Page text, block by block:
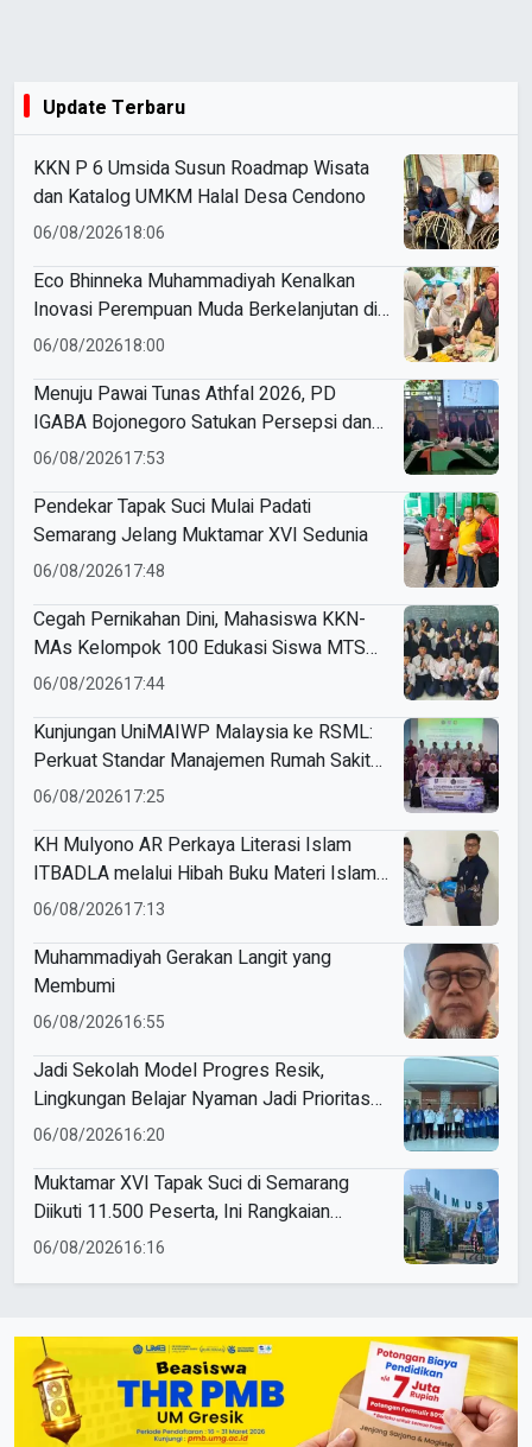
Update Terbaru
KKN P 6 Umsida Susun Roadmap Wisata
dan Katalog UMKM Halal Desa Cendono
06/08/202618:06
Eco Bhinneka Muhammadiyah Kenalkan
Inovasi Perempuan Muda Berkelanjutan di
Muktamar Nasyiatul Aisyiyah
06/08/202618:00
Menuju Pawai Tunas Athfal 2026, PD
IGABA Bojonegoro Satukan Persepsi dan
Utamakan Keselamatan Anak
06/08/202617:53
Pendekar Tapak Suci Mulai Padati
Semarang Jelang Muktamar XVI Sedunia
06/08/202617:48
Cegah Pernikahan Dini, Mahasiswa KKN-
MAs Kelompok 100 Edukasi Siswa MTS
Miftahul Ulum Tawangsari
06/08/202617:44
Kunjungan UniMAIWP Malaysia ke RSML:
Perkuat Standar Manajemen Rumah Sakit
Syariah
06/08/202617:25
KH Mulyono AR Perkaya Literasi Islam
ITBADLA melalui Hibah Buku Materi Islam
5 Jilid
06/08/202617:13
Muhammadiyah Gerakan Langit yang
Membumi
06/08/202616:55
Jadi Sekolah Model Progres Resik,
Lingkungan Belajar Nyaman Jadi Prioritas
Smamio Gresik
06/08/202616:20
Muktamar XVI Tapak Suci di Semarang
Diikuti 11.500 Peserta, Ini Rangkaian
Agendanya
06/08/202616:16